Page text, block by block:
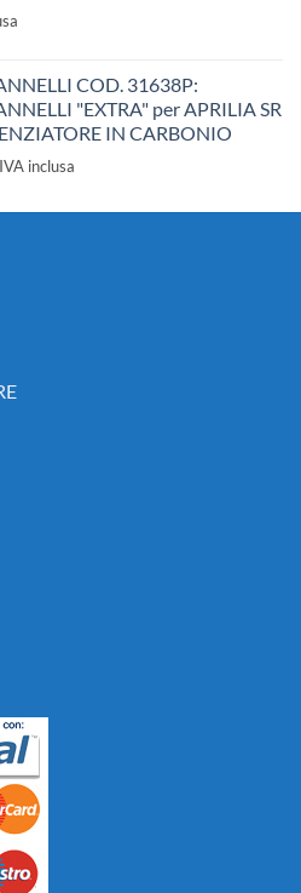
COD. 31638P:
"EXTRA" per APRILIA SR
IN CARBONIO
IVA inclusa